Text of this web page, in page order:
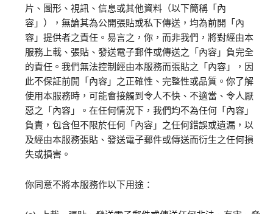
片、圖形、視訊、信息或其他資料（以下簡稱「內
容」），無論其為公開張貼或私下傳送，均為前開「內
容」提供者之責任。易言之，你，而非我們，將對經由本
服務上載、張貼、發送電子郵件或傳送之「內容」負完全
的責任。我們無法控制經由本服務而張貼之「內容」，因
此不保証前開「內容」之正確性、完整性或品質。你了解
使用本服務時，可能會接觸到令人不快、不適當、令人厭
惡之「內容」。在任何情況下，我們均不為任何「內容」
負責，包含但不限於任何「內容」之任何錯誤或遺漏，以
及經由本服務張貼、發送電子郵件或傳送而衍生之任何損
失或損害。
你同意不將本服務作以下用途：